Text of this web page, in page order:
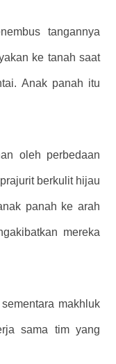
tangannya
ke tanah saat
Anak panah itu
oleh perbedaan
berkulit hijau
panah ke arah
mereka
makhluk
sama tim yang